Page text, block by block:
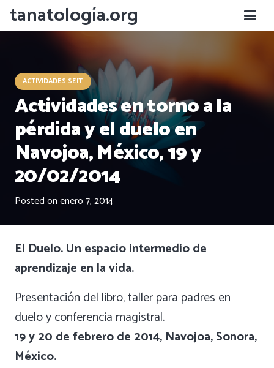
tanatología.org
ACTIVIDADES SEIT
Actividades en torno a la
pérdida y el duelo en
Navojoa, México, 19 y
20/02/2014
Posted onenero 7, 2014
El Duelo. Un espacio intermedio de
aprendizaje en la vida.
Presentación del libro, taller para padres en
duelo y conferencia magistral.
19 y 20 de febrero de 2014, Navojoa, Sonora,
México.